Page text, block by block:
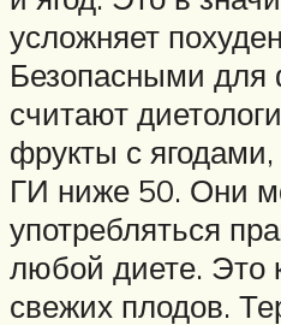
усложняет
Безопасными для
считают
фрукты с
ГИ ниже 50. Они
употребляться
любой диете. Это
свежих плодов.